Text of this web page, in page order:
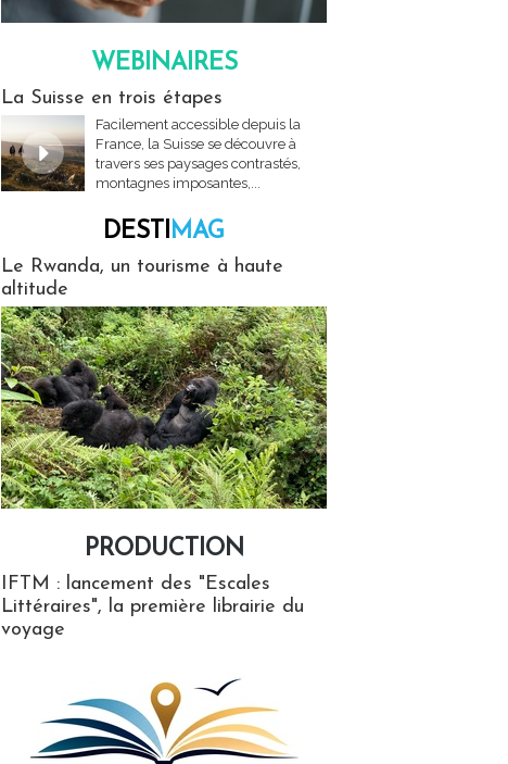
WEBINAIRES
La Suisse en trois étapes
Facilement accessible depuis la
France, la Suisse se découvre à
travers ses paysages contrastés,
montagnes imposantes,...
DESTIMAG
Le Rwanda, un tourisme à haute
altitude
PRODUCTION
IFTM : lancement des "Escales
Littéraires", la première librairie du
voyage